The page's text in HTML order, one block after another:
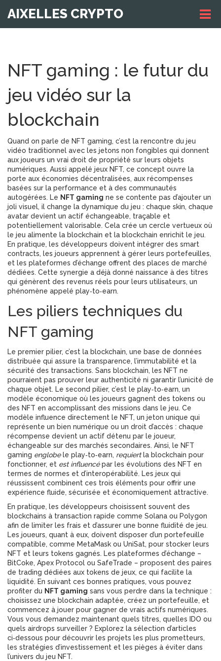
AIXELLES CRYPTO
NFT gaming : le futur du
jeu vidéo sur la
blockchain
Quand on parle de NFT gaming, c’est la rencontre du jeu
vidéo traditionnel avec les jetons non fongibles qui donnent
aux joueurs un vrai droit de propriété sur leurs objets
numériques. Aussi appelé jeux NFT, ce concept ouvre la
porte aux économies décentralisées, aux récompenses
basées sur la performance et à des communautés
autogérées. Le NFT gaming ne se contente pas d’ajouter un
joli visuel, il change la dynamique du jeu : chaque skin, chaque
avatar devient un actif échangeable, traçable et
potentiellement valorisable. Cela crée un cercle vertueux où
le jeu alimente la blockchain et la blockchain enrichit le jeu.
En pratique, les développeurs doivent intégrer des smart
contracts, les joueurs apprennent à gérer leurs portefeuilles,
et les plateformes d’échange offrent des places de marché
dédiées. Cette synergie a déjà donné naissance à des titres
qui génèrent des revenus réels pour leurs utilisateurs, un
phénomène appelé play‑to‑earn.
Les piliers techniques du
NFT gaming
Le premier pilier, c’est la blockchain, une base de données
distribuée qui assure la transparence, l’immutabilité et la
sécurité des transactions. Sans blockchain, les NFT ne
pourraient pas prouver leur authenticité ni garantir l’unicité de
chaque objet. Le second pilier, c’est le play‑to‑earn, un
modèle économique où les joueurs gagnent des tokens ou
des NFT en accomplissant des missions dans le jeu. Ce
modèle influence directement le NFT, un jeton unique qui
représente un bien numérique ou un droit d’accès : chaque
récompense devient un actif détenu par le joueur,
échangeable sur des marchés secondaires. Ainsi, le NFT
gaming englobele play‑to‑earn, requiertla blockchain pour
fonctionner, et est influencépar les évolutions des NFT en
termes de normes et d’interopérabilité. Les jeux qui
réussissent combinent ces trois éléments pour offrir une
expérience fluide, sécurisée et économiquement attractive.
En pratique, les développeurs choisissent souvent des
blockchains à transaction rapide comme Solana ou Polygon
afin de limiter les frais et d’assurer une bonne fluidité de jeu.
Les joueurs, quant à eux, doivent disposer d’un portefeuille
compatible, comme MetaMask ou UniSat, pour stocker leurs
NFT et leurs tokens gagnés. Les plateformes d’échange –
BitCoke, Apex Protocol ou SafeTrade – proposent des paires
de trading dédiées aux tokens de jeux, ce qui facilite la
liquidité. En suivant ces bonnes pratiques, vous pouvez
profiter du NFT gaming sans vous perdre dans la technique :
choisissez une blockchain adaptée, créez un portefeuille, et
commencez à jouer pour gagner de vrais actifs numériques.
Vous vous demandez maintenant quels titres, quelles IDO ou
quels airdrops surveiller ? Explorez la sélection d’articles
ci‑dessous pour découvrir les projets les plus prometteurs,
les stratégies d’investissement et les pièges à éviter dans
l’univers du jeu NFT.